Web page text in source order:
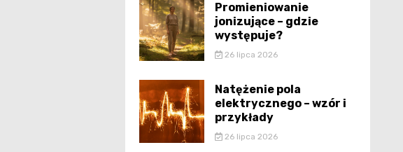
Promieniowanie
jonizujące – gdzie
występuje?
26 lipca 2026
Natężenie pola
elektrycznego – wzór i
przykłady
26 lipca 2026